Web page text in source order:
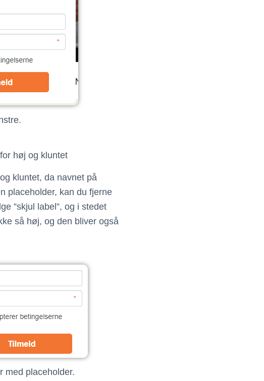
høj og kluntet
kluntet, da navnet på
placeholder, kan du fjerne
”skjul label”, og i stedet
så høj, og den bliver også
med placeholder.